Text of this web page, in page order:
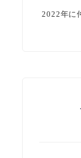
2022年に